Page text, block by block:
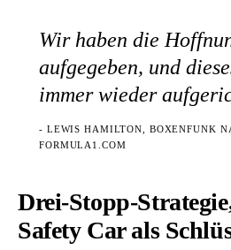
Wir haben die
aufgegeben, und
immer wieder
- LEWIS HAMILTON, BOXENFUNK
FORMULA1.COM
Drei-Stopp-
Safety Car als